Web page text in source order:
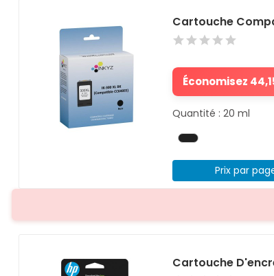
Cartouche
Économisez
Quantité : 20 ml
Prix par
Cartouche